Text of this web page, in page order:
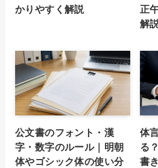
かりやすく解説
正
解
公文書のフォント・漢
字・数字のルール｜明朝
体やゴシック体の使い分
体
る
書